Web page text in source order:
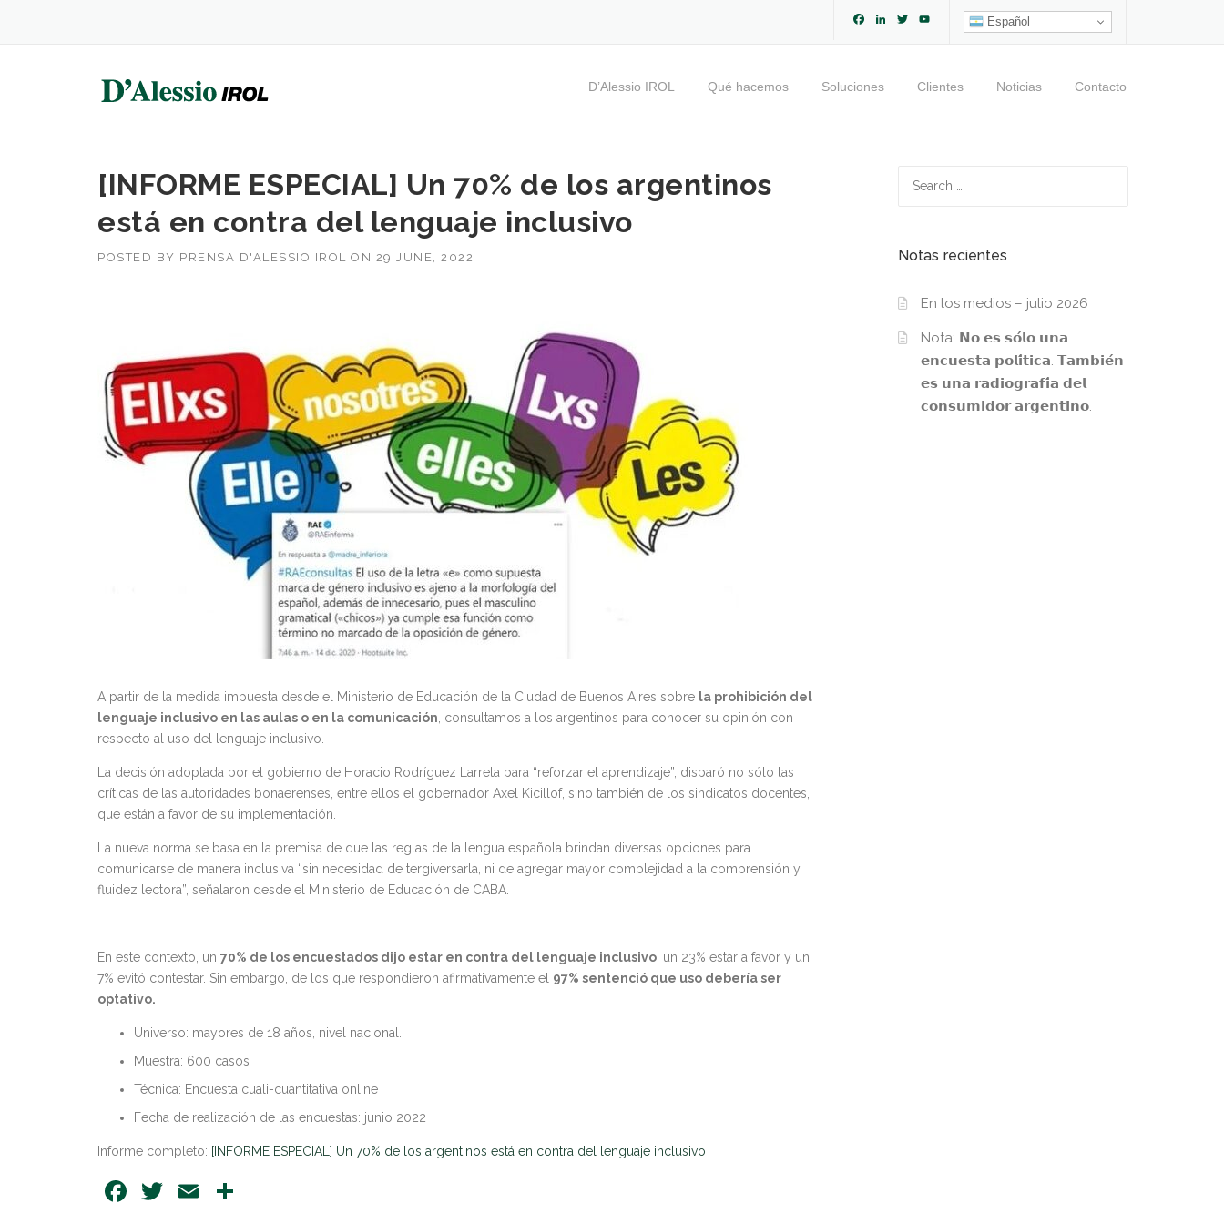
Español
Facebook
LinkedIn
TwitterYouTube
Channel
D’Alessio IROL Qué hacemos Soluciones Clientes Noticias Contacto
[INFORME ESPECIAL] Un 70% de los argentinos
está en contra del lenguaje inclusivo
POSTED BY PRENSA D'ALESSIO IROL ON 29 JUNE, 2022
A partir de la medida impuesta desde el Ministerio de Educación de la Ciudad de Buenos Aires sobre la prohibición d el
lenguaje inclusivo en las aulas o en la comunicación , consultamos a los argentinos para conocer su opinión con
respecto al uso del lenguaje inclusivo.
La decisión adoptada por el gobierno de Horacio Rodríguez Larreta para “reforzar el aprendizaje”, disparó no sólo las
críticas de las autoridades bonaerenses, entre ellos el gobernador Axel Kicillof, sino también de los sindicatos docentes,
que están a favor de su implementación.
La nueva norma se basa en la premisa de que las reglas de la lengua española brindan diversas opciones para
comunicarse de manera inclusiva “sin necesidad de tergiversarla, ni de agregar mayor complejidad a la comprensión y
fluidez lectora”, señalaron desde el Ministerio de Educación de CABA.
En este contexto, un 70% de los encuestados dijo estar en contra del lenguaje inclusivo , un 23% estar a favor y un
7% evitó contestar. Sin embargo, de los que respondieron afirmativamente el 97% sentenció que uso debería ser
optativo.
Universo: mayores de 18 años, nivel nacional.
Muestra: 600 casos
Técnica: Encuesta cuali-cuantitativa online
Fecha de realización de las encuestas: junio 2022
Informe completo: [INFORME ESPECIAL] Un 70% de los argentinos está en contra del lenguaje inclusivo
Facebook
Twitter
Email
Notas recientes
En los medios – julio 2026
Nota: 𝗡𝗼 𝗲𝘀 𝘀𝗼́𝗹𝗼 𝘂𝗻𝗮
𝗲𝗻𝗰𝘂𝗲𝘀𝘁𝗮 𝗽𝗼𝗹𝗶́𝘁𝗶𝗰𝗮. 𝗧𝗮𝗺𝗯𝗶𝗲́𝗻
𝗲𝘀 𝘂𝗻𝗮 𝗿𝗮𝗱𝗶𝗼𝗴𝗿𝗮𝗳𝗶́𝗮 𝗱𝗲𝗹
𝗰𝗼𝗻𝘀𝘂𝗺𝗶𝗱𝗼𝗿 𝗮𝗿𝗴𝗲𝗻𝘁𝗶𝗻𝗼.